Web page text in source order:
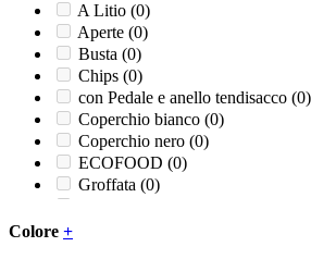
A Litio (0)
Aperte (0)
Busta (0)
Chips (0)
con Pedale e anello tendisacco (0)
Coperchio bianco (0)
Coperchio nero (0)
ECOFOOD (0)
Groffata (0)
Colore +